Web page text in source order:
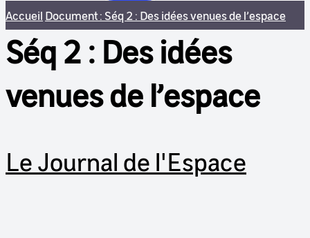
Accueil Document : Séq 2 : Des idées venues de l’espace
Séq 2 : Des idées
venues de l’espace
Le Journal de l'Espace